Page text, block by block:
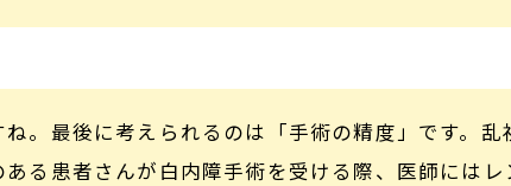
。最後に考えられるのは「手術の精度」です。乱
ある患者さんが白内障手術を受ける際、医師には